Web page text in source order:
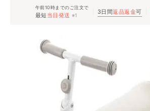
午前10時までのご注文で
最短 当日発送 ※1 3日間返品返金可